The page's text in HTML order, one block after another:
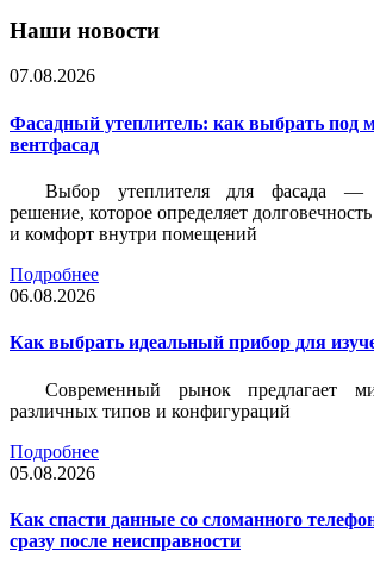
Наши новости
07.08.2026
Фасадный утеплитель: как выбрать под
вентфасад
Выбор утеплителя для фасада —
решение, которое определяет
и комфорт внутри помещений
Подробнее
06.08.2026
Как выбрать идеальный прибор для
Современный рынок предлагает
различных типов и конфигураций
Подробнее
05.08.2026
Как спасти данные со сломанного
сразу после неисправности